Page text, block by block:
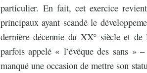
particulier. En fait, cet exercice
principaux ayant scandé le
dernière décennie du XX° siècle et
parfois appelé « l’évêque des sans »
manqué une occasion de mettre son